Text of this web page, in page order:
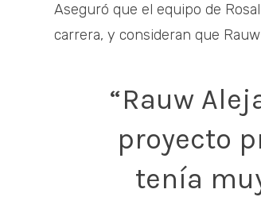
Aseguró que el equipo de
carrera, y consideran que
“Rauw
proyecto
tenía